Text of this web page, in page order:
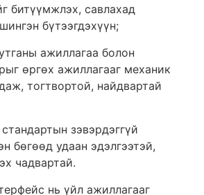
битүүмжлэх, савлахад
бүтээгдэхүүн;
ажиллагаа болон
өргөх ажиллагааг механик
тогтвортой, найдвартай
зэвэрдэггүй
бөгөөд удаан эдэлгээтэй,
чадвартай.
нь үйл ажиллагааг